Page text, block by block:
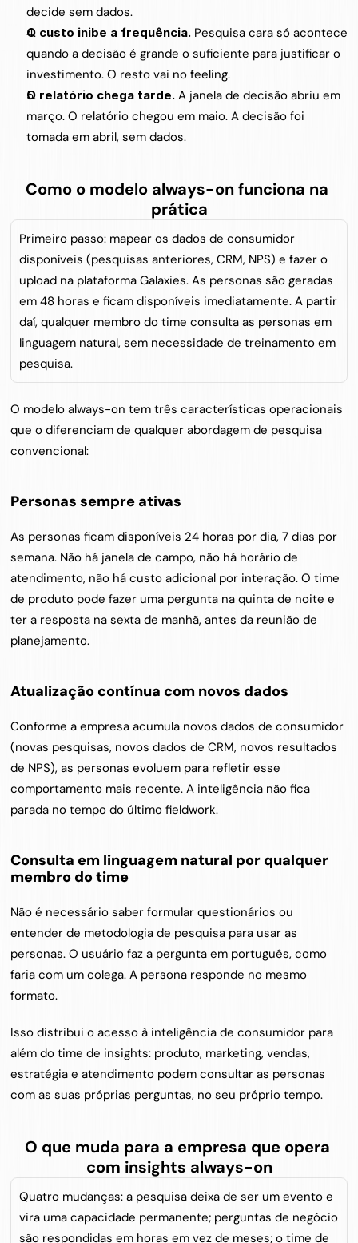
decide sem dados.
O custo inibe a frequência. Pesquisa cara só acontece
quando a decisão é grande o suficiente para justificar o
investimento. O resto vai no feeling.
O relatório chega tarde. A janela de decisão abriu em
março. O relatório chegou em maio. A decisão foi
tomada em abril, sem dados.
Como o modelo always-on funciona na
prática
Primeiro passo: mapear os dados de consumidor
disponíveis (pesquisas anteriores, CRM, NPS) e fazer o
upload na plataforma Galaxies. As personas são geradas
em 48 horas e ficam disponíveis imediatamente. A partir
daí, qualquer membro do time consulta as personas em
linguagem natural, sem necessidade de treinamento em
pesquisa.
O modelo always-on tem três características operacionais
que o diferenciam de qualquer abordagem de pesquisa
convencional:
Personas sempre ativas
As personas ficam disponíveis 24 horas por dia, 7 dias por
semana. Não há janela de campo, não há horário de
atendimento, não há custo adicional por interação. O time
de produto pode fazer uma pergunta na quinta de noite e
ter a resposta na sexta de manhã, antes da reunião de
planejamento.
Atualização contínua com novos dados
Conforme a empresa acumula novos dados de consumidor
(novas pesquisas, novos dados de CRM, novos resultados
de NPS), as personas evoluem para refletir esse
comportamento mais recente. A inteligência não fica
parada no tempo do último fieldwork.
Consulta em linguagem natural por qualquer
membro do time
Não é necessário saber formular questionários ou
entender de metodologia de pesquisa para usar as
personas. O usuário faz a pergunta em português, como
faria com um colega. A persona responde no mesmo
formato.
Isso distribui o acesso à inteligência de consumidor para
além do time de insights: produto, marketing, vendas,
estratégia e atendimento podem consultar as personas
com as suas próprias perguntas, no seu próprio tempo.
O que muda para a empresa que opera
com insights always-on
Quatro mudanças: a pesquisa deixa de ser um evento e
vira uma capacidade permanente; perguntas de negócio
são respondidas em horas em vez de meses; o time de